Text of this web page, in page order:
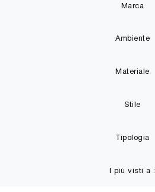
Marca
Ambiente
Materiale
Stile
Tipologia
I più visti a :